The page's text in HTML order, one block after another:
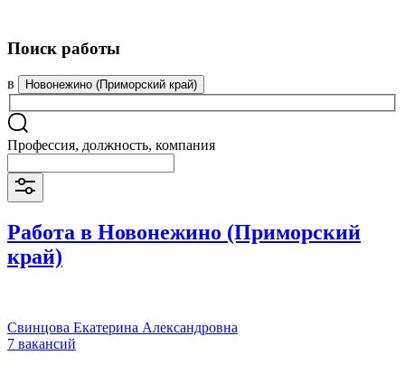
Поиск работы
в Новонежино (Приморский край)
Профессия, должность, компания
Работа в Новонежино (Приморский
край)
Свинцова Екатерина Александровна
7 вакансий